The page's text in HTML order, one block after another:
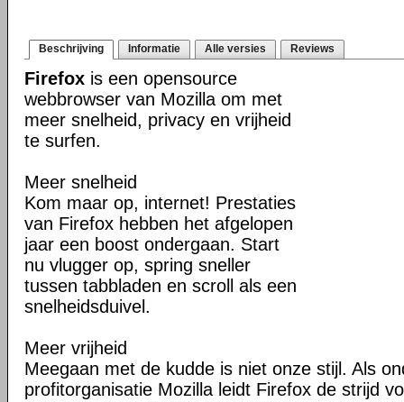
Beschrijving Informatie Alle versies Reviews
Firefox is een opensource
webbrowser van Mozilla om met
meer snelheid, privacy en vrijheid
te surfen.
Meer snelheid
Kom maar op, internet! Prestaties
van Firefox hebben het afgelopen
jaar een boost ondergaan. Start
nu vlugger op, spring sneller
tussen tabbladen en scroll als een
snelheidsduivel.
Meer vrijheid
Meegaan met de kudde is niet onze stijl. Als
profitorganisatie Mozilla leidt Firefox de strijd